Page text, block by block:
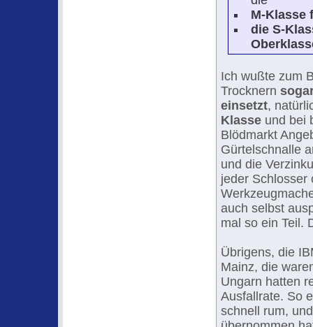
M-Klasse
die S-
Ich wußte zum
Trocknern
einsetzt,
Klasse und bei
Blödmarkt
Gürtelschnalle
und die
jeder Schlosser
auch selbst
mal so ein Teil.
Übrigens, die
Mainz, die
Ungarn hatten
Ausfallrate. So
schnell rum,